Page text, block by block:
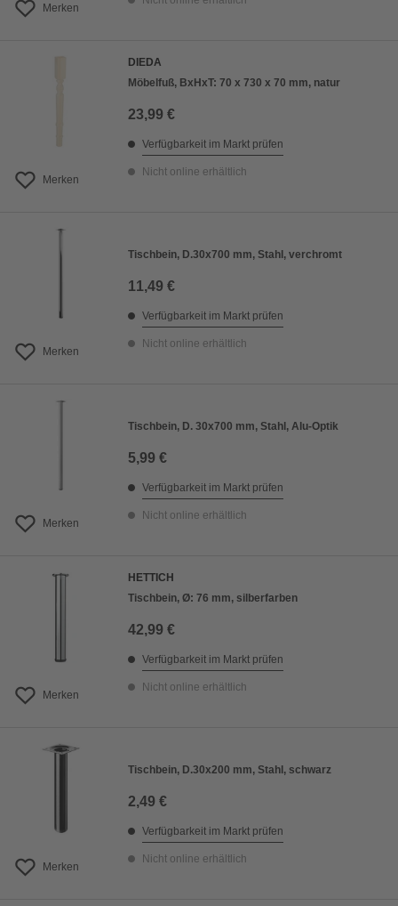
Merken
Merken
DIEDA
Möbelfuß, BxHxT: 70 x 730 x 70 mm, natur
23,99 €
Verfügbarkeit im Markt prüfen
Nicht online erhältlich
Merken
Tischbein, D.30x700 mm, Stahl, verchromt
11,49 €
Verfügbarkeit im Markt prüfen
Nicht online erhältlich
Merken
Tischbein, D. 30x700 mm, Stahl, Alu-Optik
5,99 €
Verfügbarkeit im Markt prüfen
Nicht online erhältlich
Merken
HETTICH
Tischbein, Ø: 76 mm, silberfarben
42,99 €
Verfügbarkeit im Markt prüfen
Nicht online erhältlich
Merken
Tischbein, D.30x200 mm, Stahl, schwarz
2,49 €
Verfügbarkeit im Markt prüfen
Nicht online erhältlich